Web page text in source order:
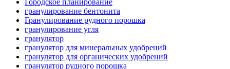
Городское планирование
гранулирование бентонита
Гранулирование рудного порошка
гранулирование угля
гранулятор
гранулятор для минеральных удобрений
гранулятор для органических удобрений
гранулятор рудного порошка